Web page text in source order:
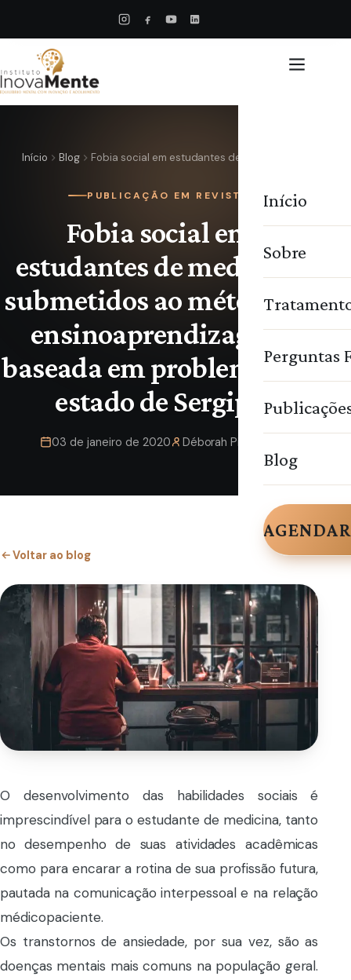
Início
Sobre
Perguntas
Blog
Início Blog Fobia social em estudantes de medicina…
PUBLICAÇÃO EM REVISTA
Fobia social em
estudantes de medicina
submetidos ao método de
ensinoaprendizagem
baseada em problemas no
estado de Sergipe
03 de janeiro de 2020 Déborah Pimentel
Voltar ao blog
O desenvolvimento das habilidades sociais é
imprescindível para o estudante de medicina, tanto
no desempenho de suas atividades acadêmicas
como para encarar a rotina de sua profissão futura,
pautada na comunicação interpessoal e na relação
médicopaciente.
Os transtornos de ansiedade, por sua vez, são as
doenças mentais mais comuns na população geral.